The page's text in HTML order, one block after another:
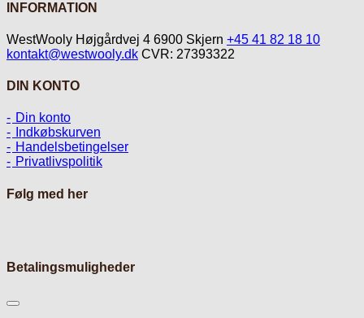
INFORMATION
WestWooly Højgårdvej 4 6900 Skjern +45 41 82 18 10
kontakt@westwooly.dk CVR: 27393322
DIN KONTO
Din konto
Indkøbskurven
Handelsbetingelser
Privatlivspolitik
Følg med her
Betalingsmuligheder